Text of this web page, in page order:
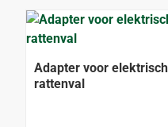
Adapter voor
rattenval